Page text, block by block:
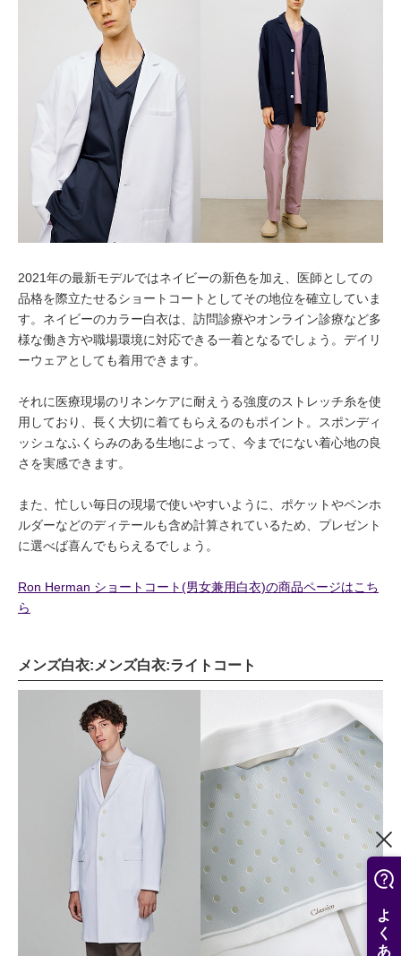
2021年の最新モデルではネイビーの新色を加え、医師としての
品格を際立たせるショートコートとしてその地位を確立していま
す。ネイビーのカラー白衣は、訪問診療やオンライン診療など多
様な働き方や職場環境に対応できる一着となるでしょう。デイリ
ーウェアとしても着用できます。
それに医療現場のリネンケアに耐えうる強度のストレッチ糸を使
用しており、長く大切に着てもらえるのもポイント。スポンディ
ッシュなふくらみのある生地によって、今までにない着心地の良
さを実感できます。
また、忙しい毎日の現場で使いやすいように、ポケットやペンホ
ルダーなどのディテールも含め計算されているため、プレゼント
に選べば喜んでもらえるでしょう。
Ron Herman ショートコート(男女兼用白衣)の商品ページはこち
ら
メンズ白衣:メンズ白衣:ライトコート